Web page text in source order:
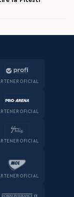
OFICIAL
OFICIAL
OFICIAL
OFICIAL